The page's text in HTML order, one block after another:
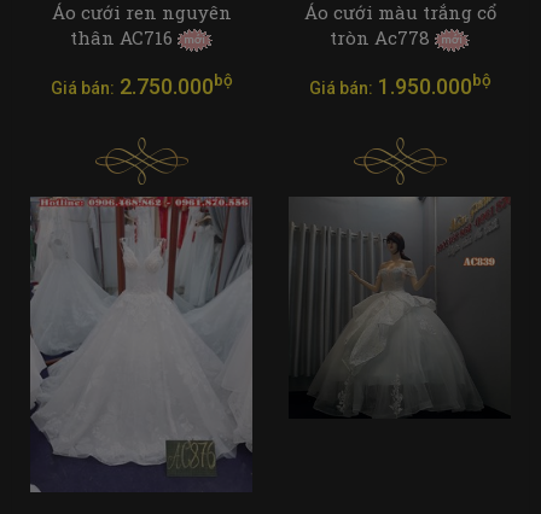
Áo cưới ren nguyên
thân AC716
Giá bán: 2.750.000bộ
Áo cưới màu trắng cổ
tròn Ac778
Giá bán: 1.950.000bộ